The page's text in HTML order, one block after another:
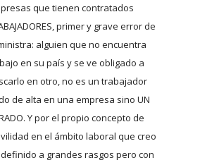
que tienen contratados
primer y grave error de
alguien que no encuentra
en su país y se ve obligado a
en otro, no es un trabajador
de alta en una empresa sino UN
Y por el propio concepto de
en el ámbito laboral que creo
a grandes rasgos pero con